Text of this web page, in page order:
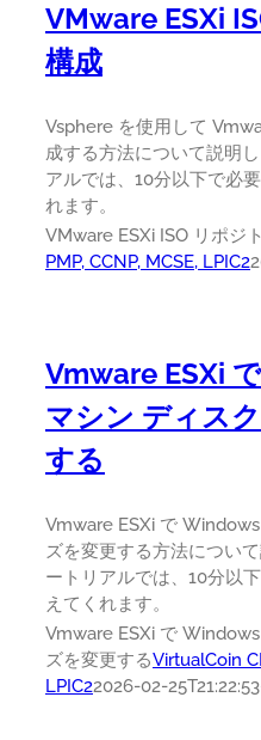
VMware ESXi
構成
Vsphere を使用して
成する方法について説明
アルでは、10分以下で必
れます。
VMware ESXi ISO リポジ
PMP, CCNP, MCSE, LPIC2
Vmware ESXi
マシン ディス
する
Vmware ESXi で
ズを変更する方法につい
ートリアルでは、10分以
えてくれます。
Vmware ESXi で
ズを変更するVirtualCoin
LPIC22026-02-